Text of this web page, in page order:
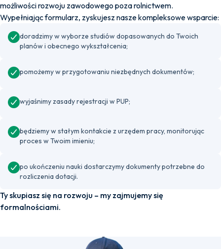
możliwości rozwoju zawodowego poza rolnictwem.
Wypełniając formularz, zyskujesz nasze kompleksowe wsparcie:
doradzimy w wyborze studiów dopasowanych do Twoich
planów i obecnego wykształcenia;
pomożemy w przygotowaniu niezbędnych dokumentów;
wyjaśnimy zasady rejestracji w PUP;
będziemy w stałym kontakcie z urzędem pracy, monitorując
proces w Twoim imieniu;
po ukończeniu nauki dostarczymy dokumenty potrzebne do
rozliczenia dotacji.
Ty skupiasz się na rozwoju – my zajmujemy się
formalnościami.